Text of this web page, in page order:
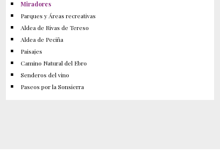
Miradores
Parques y Áreas recreativas
Aldea de Rivas de Tereso
Aldea de Peciña
Paisajes
Camino Natural del Ebro
Senderos del vino
Paseos por la Sonsierra